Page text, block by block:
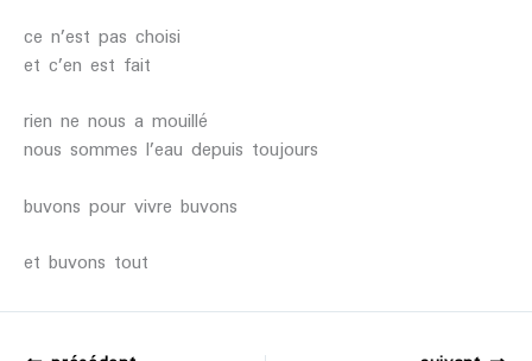
ce n’est pas choisi
et c’en est fait
rien ne nous a mouillé
nous sommes l’eau depuis toujours
buvons pour vivre buvons
et buvons tout